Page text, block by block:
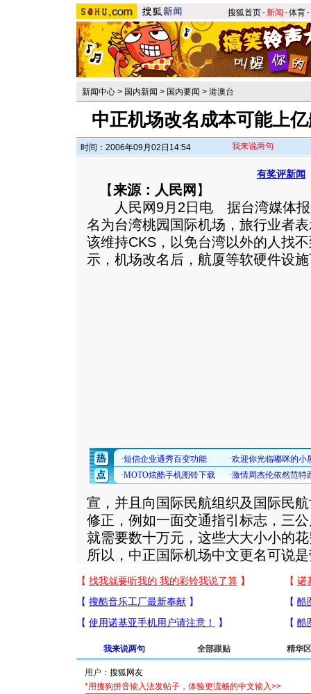
搜狐首页-新闻 -体育-
新闻中心 > 国内新闻 > 国内要闻 > 港澳台
中正机场改名成本可能上
时间：2006年09月02日14:54 我来说两句
有奖评新闻
【来源：人民网 】
人民网9月2日电 据台湾媒体报
名为台湾桃园国际机场，旅行业者
该维持CKS，以免台湾以外的人找
示，机场改名后，航厦等软硬件设
宣，并且向国际民航组织及国际民
修正，例如一面交通指引标志，三
就需要数十万元，这些大大小小的
所以，中正国际机场中文更名可说
我来说两句 全部跟贴 精华区
用户：
*用搜狗拼音输入法发帖子，体验更流畅的中文输入>>